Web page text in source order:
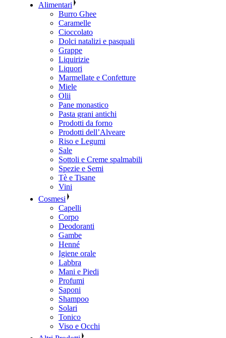
Alimentari
Burro Ghee
Caramelle
Cioccolato
Dolci natalizi e pasquali
Grappe
Liquirizie
Liquori
Marmellate e Confetture
Miele
Olii
Pane monastico
Pasta grani antichi
Prodotti da forno
Prodotti dell’Alveare
Riso e Legumi
Sale
Sottoli e Creme spalmabili
Spezie e Semi
Tè e Tisane
Vini
Cosmesi
Capelli
Corpo
Deodoranti
Gambe
Henné
Igiene orale
Labbra
Mani e Piedi
Profumi
Saponi
Shampoo
Solari
Tonico
Viso e Occhi